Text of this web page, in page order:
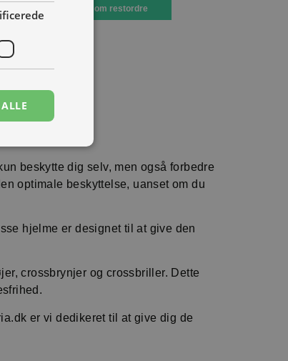
Bestil som restordre
beskytte dig selv, men også forbedre
optimale beskyttelse, uanset om du
hjelme er designet til at give den
crossbrynjer og crossbriller. Dette
er vi dedikeret til at give dig de